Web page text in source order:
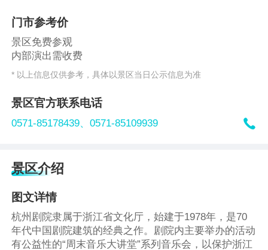
门市参考价
景区免费参观
内部演出需收费
* 以上信息仅供参考，具体以景区当日公示信息为准
景区官方联系电话
0571-85178439、0571-85109939 
景区介绍
图文详情
杭州剧院隶属于浙江省文化厅，始建于1978年，是70
年代中国剧院建筑的经典之作。剧院内主要举办的活动
有公益性的“周末音乐大讲堂”系列音乐会，以保护浙江